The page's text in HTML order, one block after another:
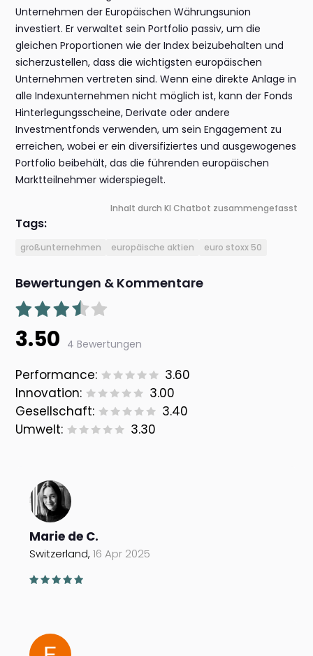
Unternehmen der Europäischen Währungsunion
investiert. Er verwaltet sein Portfolio passiv, um die
gleichen Proportionen wie der Index beizubehalten und
sicherzustellen, dass die wichtigsten europäischen
Unternehmen vertreten sind. Wenn eine direkte Anlage in
alle Indexunternehmen nicht möglich ist, kann der Fonds
Hinterlegungsscheine, Derivate oder andere
Investmentfonds verwenden, um sein Engagement zu
erreichen, wobei er ein diversifiziertes und ausgewogenes
Portfolio beibehält, das die führenden europäischen
Marktteilnehmer widerspiegelt.
Inhalt durch KI Chatbot zusammengefasst
Tags:
großunternehmen europäische aktien euro stoxx 50
Bewertungen & Kommentare
3.50 4 Bewertungen
Performance:
3.60
Innovation:
3.00
Gesellschaft:
3.40
Umwelt:
3.30
Marie de C.
Switzerland,16 Apr 2025